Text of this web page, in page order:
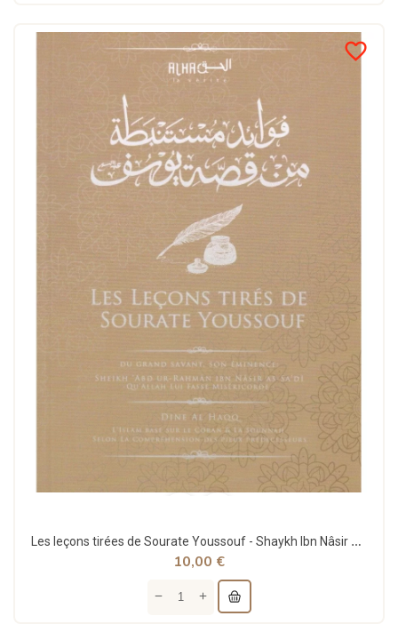
favorite_border
Les leçons tirées de Sourate Youssouf - Shaykh Ibn Nâsir As-Sa'di - Dine al Haqq
10,00 €